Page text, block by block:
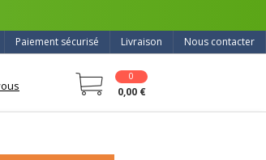
Nous contacter
Livraison
Paiement sécurisé
0
0,00 €